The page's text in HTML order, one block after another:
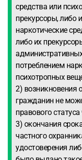
средства или
прекурсоры, либо
наркотические
либо их
потреблением
психотропных
2) возникновения
гражданин не
правового
3) окончания
частного
удостоверения